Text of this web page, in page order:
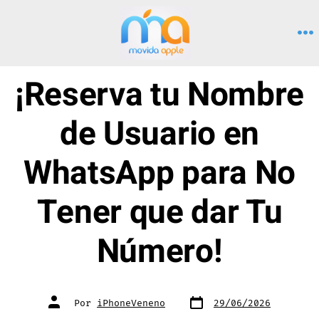
¡Reserva tu Nombre
de Usuario en
WhatsApp para No
Tener que dar Tu
Número!
Autor
de Por iPhoneVeneno Fecha
de 29/06/2026